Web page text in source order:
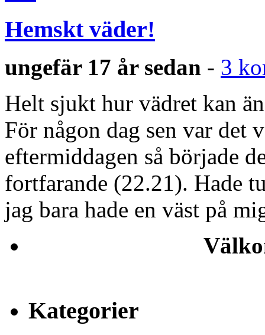
Hemskt väder!
ungefär 17 år sedan - 3
Helt sjukt hur vädret kan
För någon dag sen var det
eftermiddagen så började
fortfarande (22.21). Hade
jag bara hade en väst på
Kategorier